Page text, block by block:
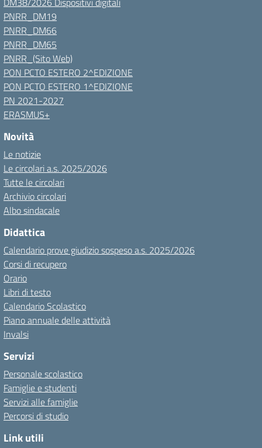
PNRR_DM19
PNRR_DM66
PNRR_DM65
PNRR_(Sito Web)
PON PCTO ESTERO 2^EDIZIONE
PON PCTO ESTERO 1^EDIZIONE
PN 2021-2027
ERASMUS+
Novità
Le notizie
Le circolari a.s. 2025/2026
Tutte le circolari
Archivio circolari
Albo sindacale
Didattica
Calendario prove giudizio sospeso a.s. 2025/2026
Corsi di recupero
Orario
Libri di testo
Calendario Scolastico
Piano annuale delle attività
Invalsi
Servizi
Personale scolastico
Famiglie e studenti
Servizi alle famiglie
Percorsi di studio
Link utili